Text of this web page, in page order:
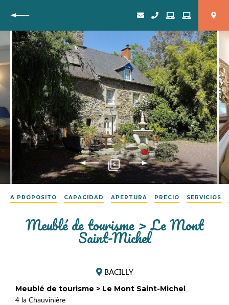
Vuelta
5
A PROPOSITO CAPACIDAD APERTURA PRECIO SERVICIOS
Meublé de tourisme > Le Mont
Saint-Michel
BACILLY
Meublé de tourisme > Le Mont Saint-Michel
4 la Chauvinière